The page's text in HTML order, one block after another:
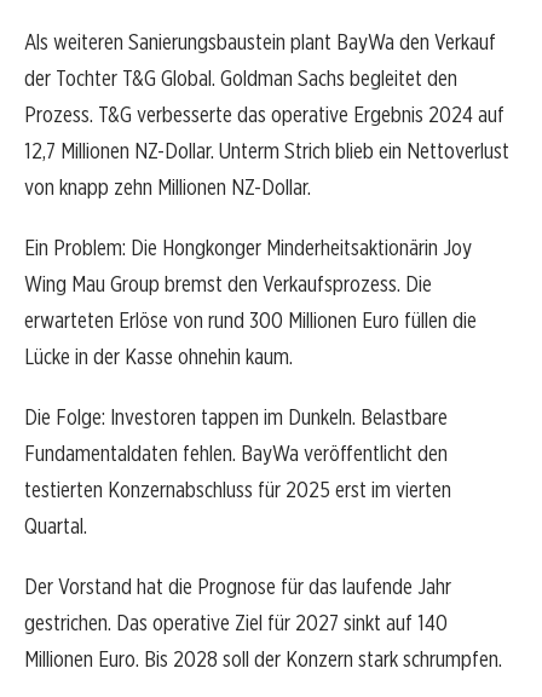
Als weiteren Sanierungsbaustein plant BayWa den Verkauf
der Tochter T&G Global. Goldman Sachs begleitet den
Prozess. T&G verbesserte das operative Ergebnis 2024 auf
12,7 Millionen NZ-Dollar. Unterm Strich blieb ein Nettoverlust
von knapp zehn Millionen NZ-Dollar.
Ein Problem: Die Hongkonger Minderheitsaktionärin Joy
Wing Mau Group bremst den Verkaufsprozess. Die
erwarteten Erlöse von rund 300 Millionen Euro füllen die
Lücke in der Kasse ohnehin kaum.
Die Folge: Investoren tappen im Dunkeln. Belastbare
Fundamentaldaten fehlen. BayWa veröffentlicht den
testierten Konzernabschluss für 2025 erst im vierten
Quartal.
Der Vorstand hat die Prognose für das laufende Jahr
gestrichen. Das operative Ziel für 2027 sinkt auf 140
Millionen Euro. Bis 2028 soll der Konzern stark schrumpfen.